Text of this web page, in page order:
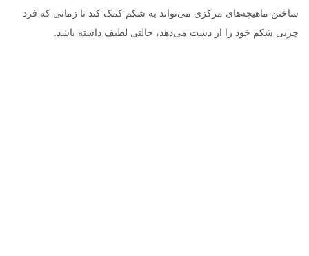
ساختن ماهیچه‌های مرکزی می‌تواند به شکم کمک کند تا زمانی که فرد
چربی شکم خود را از دست می‌دهد، حالتی لطیف داشته باشد.